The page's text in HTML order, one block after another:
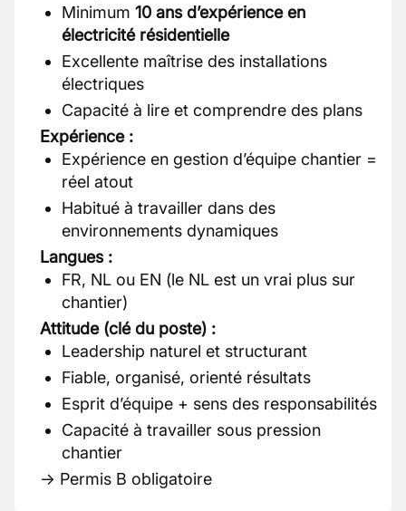
Minimum 10 ans d’expérience en
électricité résidentielle
Excellente maîtrise des installations
électriques
Capacité à lire et comprendre des plans
Expérience :
Expérience en gestion d’équipe chantier =
réel atout
Habitué à travailler dans des
environnements dynamiques
Langues :
FR, NL ou EN (le NL est un vrai plus sur
chantier)
Attitude (clé du poste) :
Leadership naturel et structurant
Fiable, organisé, orienté résultats
Esprit d’équipe + sens des responsabilités
Capacité à travailler sous pression
chantier
→ Permis B obligatoire